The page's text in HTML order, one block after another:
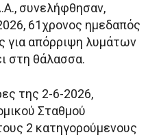
συνελήφθησαν,
61χρονος ημεδαπός
για απόρριψη λυμάτων
στη θάλασσα.
της 2-6-2026,
Σταθμού
2 κατηγορούμενους